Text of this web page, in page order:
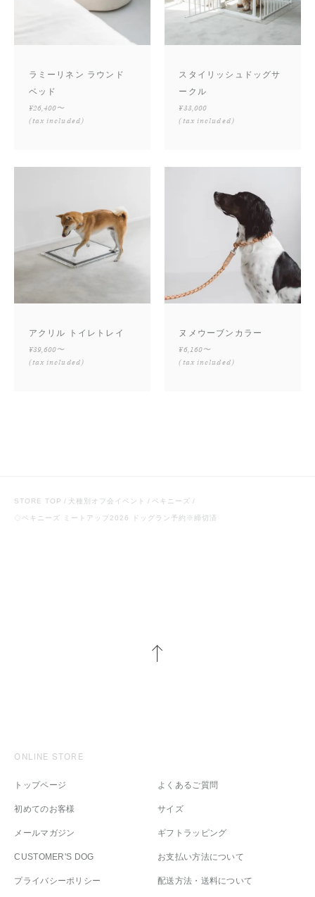
ラミーリネン ラウンド
ベッド
¥26,400〜
(tax included)
スタイリッシュドッグサ
ークル
¥33,000
(tax included)
アクリル トイレトレイ
¥39,600〜
(tax included)
ヌメウーブンカラー
¥6,160〜
(tax included)
STORE TOP 犬種別オフ会イベント ペキニーズ
◇ペキニーズ ミートアップ2026 ドッグラン予約※締切済
ONLINE STORE
トップページ
初めてのお客様
メールマガジン
CUSTOMER'S DOG
プライバシーポリシー
よくあるご質問
サイズ
ギフトラッピング
お支払い方法について
配送方法・送料について